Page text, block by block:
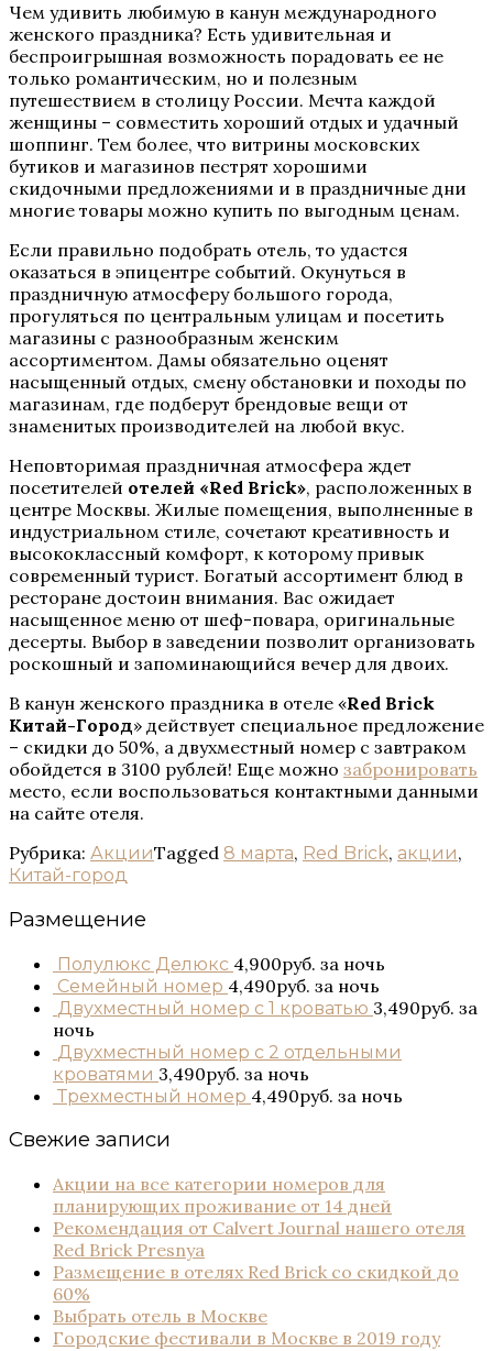
Чем удивить любимую в канун международного
женского праздника? Есть удивительная и
беспроигрышная возможность порадовать ее не
только романтическим, но и полезным
путешествием в столицу России. Мечта каждой
женщины – совместить хороший отдых и удачный
шоппинг. Тем более, что витрины московских
бутиков и магазинов пестрят хорошими
скидочными предложениями и в праздничные дни
многие товары можно купить по выгодным ценам.
Если правильно подобрать отель, то удастся
оказаться в эпицентре событий. Окунуться в
праздничную атмосферу большого города,
прогуляться по центральным улицам и посетить
магазины с разнообразным женским
ассортиментом. Дамы обязательно оценят
насыщенный отдых, смену обстановки и походы по
магазинам, где подберут брендовые вещи от
знаменитых производителей на любой вкус.
Неповторимая праздничная атмосфера ждет
посетителей отелей «Red Brick», расположенных в
центре Москвы. Жилые помещения, выполненные в
индустриальном стиле, сочетают креативность и
высококлассный комфорт, к которому привык
современный турист. Богатый ассортимент блюд в
ресторане достоин внимания. Вас ожидает
насыщенное меню от шеф-повара, оригинальные
десерты. Выбор в заведении позволит организовать
роскошный и запоминающийся вечер для двоих.
В канун женского праздника в отеле «Red Brick
Китай-Город» действует специальное предложение
– скидки до 50%, а двухместный номер с завтраком
обойдется в 3100 рублей! Еще можно забронировать
место, если воспользоваться контактными данными
на сайте отеля.
Рубрика: АкцииTagged 8 марта, Red Brick, акции,
Китай-город
Размещение
Полулюкс Делюкс 4,900руб. за ночь
Семейный номер 4,490руб. за ночь
Двухместный номер с 1 кроватью 3,490руб. за
ночь
Двухместный номер с 2 отдельными
кроватями 3,490руб. за ночь
Трехместный номер 4,490руб. за ночь
Свежие записи
Акции на все категории номеров для
планирующих проживание от 14 дней
Рекомендация от Сalvert Journal нашего отеля
Red Brick Presnya
Размещение в отелях Red Brick со скидкой до
60%
Выбрать отель в Москве
Городские фестивали в Москве в 2019 году